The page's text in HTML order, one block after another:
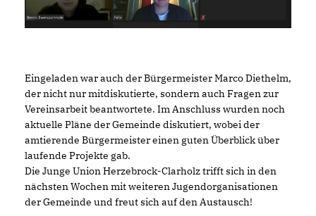
Eingeladen war auch der Bürgermeister Marco Diethelm,
der nicht nur mitdiskutierte, sondern auch Fragen zur
Vereinsarbeit beantwortete. Im Anschluss wurden noch
aktuelle Pläne der Gemeinde diskutiert, wobei der
amtierende Bürgermeister einen guten Überblick über
laufende Projekte gab.
Die Junge Union Herzebrock-Clarholz trifft sich in den
nächsten Wochen mit weiteren Jugendorganisationen
der Gemeinde und freut sich auf den Austausch!